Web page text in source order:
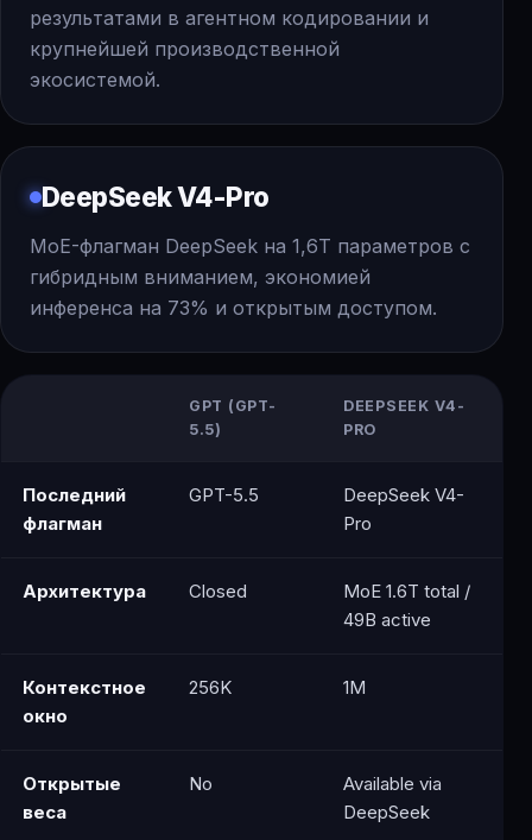
результатами в агентном кодировании и
крупнейшей производственной
экосистемой.
DeepSeek V4-Pro
MoE-флагман DeepSeek на 1,6T параметров с
гибридным вниманием, экономией
инференса на 73% и открытым доступом.
GPT (GPT-
5.5)
DEEPSEEK V4-
PRO
Последний
флагман
GPT-5.5
DeepSeek V4-
Pro
Архитектура Closed
MoE 1.6T total /
49B active
Контекстное
окно
256K 1M
Открытые
веса
No
Available via
DeepSeek